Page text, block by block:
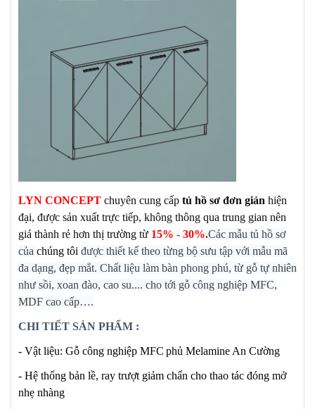
LYN CONCEPT chuyên cung cấp tủ hồ sơ đơn giản hiện
đại, được sản xuất trực tiếp, không thông qua trung gian nên
giá thành rẻ hơn thị trường từ 15% - 30%.Các mẫu tủ hồ sơ
của chúng tôi được thiết kế theo từng bộ sưu tập với mẫu mã
đa dạng, đẹp mắt. Chất liệu làm bàn phong phú, từ gỗ tự nhiên
như sồi, xoan đào, cao su.... cho tới gỗ công nghiệp MFC,
MDF cao cấp….
CHI TIẾT SẢN PHẨM :
- Vật liệu: Gỗ công nghiệp MFC phủ Melamine An Cường
- Hệ thống bản lề, ray trượt giảm chấn cho thao tác đóng mở
nhẹ nhàng